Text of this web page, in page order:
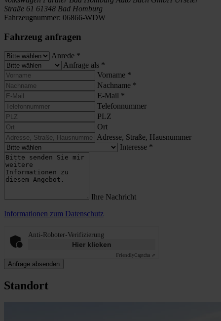
Straße 61 61348 Bad Homburg
Fahrzeugnummer: 06866-WDW
Fahrzeug anfragen
Anrede *
Anfrage als *
Vorname *
Nachname *
E-Mail *
Telefonnummer
PLZ
Ort
Adresse, Straße, Hausnummer
Interesse *
Ihre Nachricht
Informationen zum Datenschutz
Anti-Roboter-Verifizierung
Hier klicken
FriendlyCaptcha ⇗
Anfrage absenden
Standort